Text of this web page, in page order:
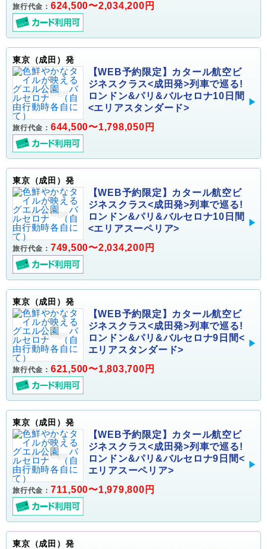
旅行代金： 624,500〜2,034,200円
東京（成田）発
【WEB予約限定】カタール航空ビ
ジネスクラス<成田発>列車で巡る!
ロンドン&パリ&バルセロナ10日間
<エリアスタンダード>
旅行代金： 644,500〜1,798,050円
東京（成田）発
【WEB予約限定】カタール航空ビ
ジネスクラス<成田発>列車で巡る!
ロンドン&パリ&バルセロナ10日間
<エリアスーペリア>
旅行代金： 749,500〜2,034,200円
東京（成田）発
【WEB予約限定】カタール航空ビ
ジネスクラス<成田発>列車で巡る!
ロンドン&パリ&バルセロナ9日間<
エリアスタンダード>
旅行代金： 621,500〜1,803,700円
東京（成田）発
【WEB予約限定】カタール航空ビ
ジネスクラス<成田発>列車で巡る!
ロンドン&パリ&バルセロナ9日間<
エリアスーペリア>
旅行代金： 711,500〜1,979,800円
東京（成田）発